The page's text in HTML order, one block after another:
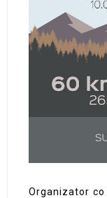
Organizator